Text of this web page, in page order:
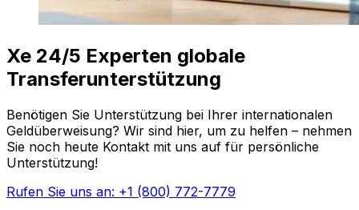
Xe 24/5 Experten globale
Transferunterstützung
Benötigen Sie Unterstützung bei Ihrer internationalen
Geldüberweisung? Wir sind hier, um zu helfen – nehmen
Sie noch heute Kontakt mit uns auf für persönliche
Unterstützung!
Rufen Sie uns an: +1 (800) 772-7779